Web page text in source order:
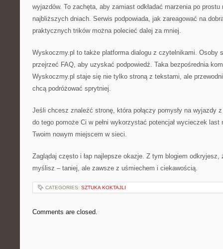
wyjazdów. To zachęta, aby zamiast odkładać marzenia po
najbliższych dniach. Serwis podpowiada, jak zareagować na
praktycznych trików można polecieć dalej za mniej.
Wyskoczmy.pl to także platforma dialogu z czytelnikami. Osoby
przejrzeć FAQ, aby uzyskać podpowiedź. Taka bezpośrednia
Wyskoczmy.pl staje się nie tylko stroną z tekstami, ale
chcą podróżować sprytniej.
Jeśli chcesz znaleźć stronę, która połączy pomysły na wyjazdy
do tego pomoże Ci w pełni wykorzystać potencjał wycieczek
Twoim nowym miejscem w sieci.
Zaglądaj często i łap najlepsze okazje. Z tym blogiem
myślisz – taniej, ale zawsze z uśmiechem i ciekawością.
CATEGORIES: SZTUKA KOKTAJLI
Comments are closed.